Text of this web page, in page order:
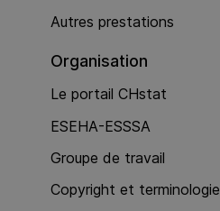
Autres prestations
Organisation
Le portail CHstat
ESEHA-ESSSA
Groupe de travail
Copyright et terminologie